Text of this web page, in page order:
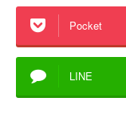
Pocket
LINE